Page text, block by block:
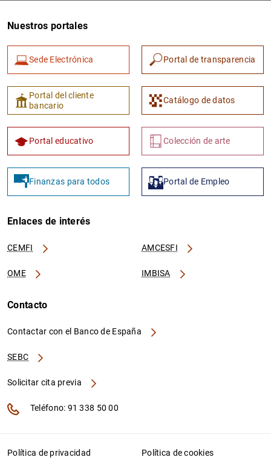
1 2
Nuestros portales
Sede Electrónica Portal de transparencia
Portal del cliente
bancario
Catálogo de datos
Portal educativo Colección de arte
Finanzas para todos Portal de Empleo
Enlaces de interés
CEMFI AMCESFI
OME IMBISA
Contacto
Contactar con el Banco de España
SEBC
Solicitar cita previa
Teléfono: 91 338 50 00
Política de privacidad Política de cookies